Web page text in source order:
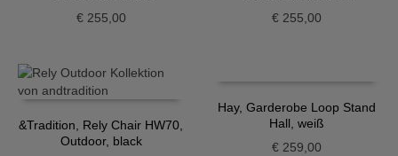
€255,00
€ 255,00
&Tradition, Rely Chair HW70,
Outdoor, black
Hay, Garderobe Loop Stand
Hall, weiß
€ 259,00